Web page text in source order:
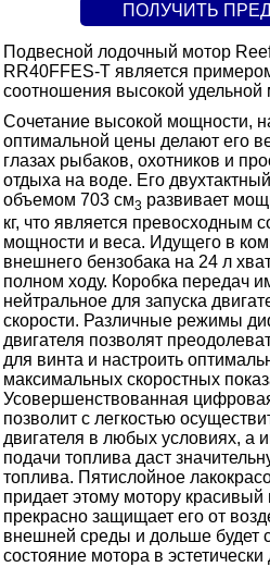
ПОЛУЧИТЬ
Подвесной лодочный мотор
RR40FFES-T является
соотношения высокой
Сочетание высокой мощности,
оптимальной цены делают его
глазах рыбаков, охотников и
отдыха на воде. Его
объемом 703 см3 развивает
кг, что является превосходным
мощности и веса. Идущего в
внешнего бензобака на 24 л
полном ходу. Коробка передач
нейтральное для запуска
скорости. Различные режимы
двигателя позволят
для винта и настроить
максимальных скоростных
Усовершенствованная
позволит с легкостью
двигателя в любых условиях, а
подачи топлива даст
топлива. Пятислойное
придает этому мотору
прекрасно защищает его от
внешней среды и дольше будет
состояние мотора в